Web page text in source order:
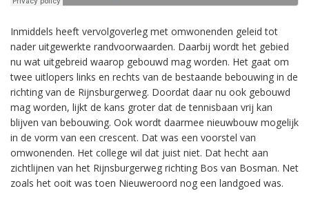
Inmiddels heeft vervolgoverleg met omwonenden geleid tot
nader uitgewerkte randvoorwaarden. Daarbij wordt het gebied
nu wat uitgebreid waarop gebouwd mag worden. Het gaat om
twee uitlopers links en rechts van de bestaande bebouwing in de
richting van de Rijnsburgerweg. Doordat daar nu ook gebouwd
mag worden, lijkt de kans groter dat de tennisbaan vrij kan
blijven van bebouwing. Ook wordt daarmee nieuwbouw mogelijk
in de vorm van een crescent. Dat was een voorstel van
omwonenden. Het college wil dat juist niet. Dat hecht aan
zichtlijnen van het Rijnsburgerweg richting Bos van Bosman. Net
zoals het ooit was toen Nieuweroord nog een landgoed was.